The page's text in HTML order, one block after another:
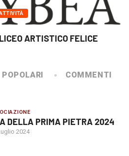
FELICE
POPOLARI COMMENTI
DELLA PRIMA PIETRA 2024
2024